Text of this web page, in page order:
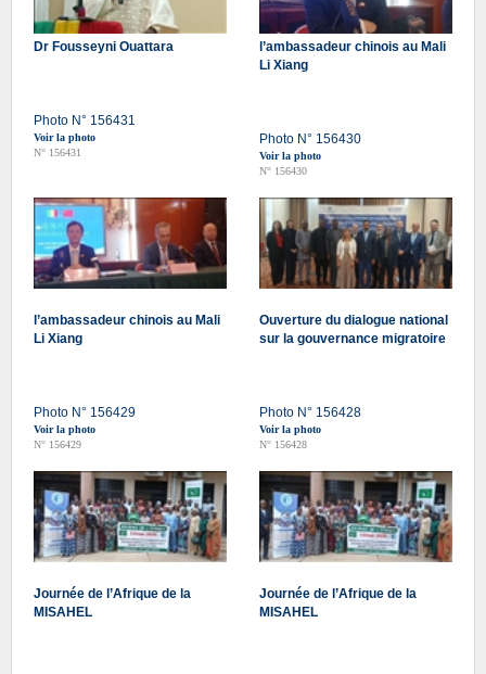
Dr Fousseyni Ouattara
Photo N° 156431
Voir la photo
N° 156431
l’ambassadeur chinois au Mali
Li Xiang
Photo N° 156430
Voir la photo
N° 156430
l’ambassadeur chinois au Mali
Li Xiang
Photo N° 156429
Voir la photo
N° 156429
Ouverture du dialogue national
sur la gouvernance migratoire
Photo N° 156428
Voir la photo
N° 156428
Journée de l’Afrique de la
MISAHEL
Journée de l’Afrique de la
MISAHEL